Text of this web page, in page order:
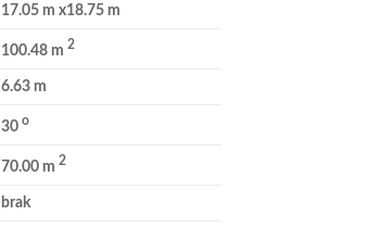
17.05 m x18.75 m
100.48 m2
6.63 m
30o
70.00 m2
brak